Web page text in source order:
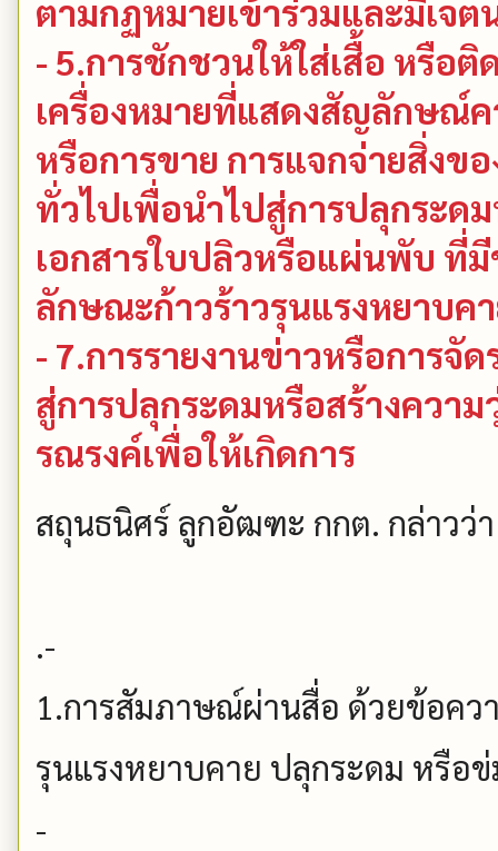
ตามกฏหมายเข้าร่วมและมีเจ
- 5.การชักชวนให้ใส่เสื้อ หรือ
เครื่องหมายที่แสดงสัญลักษณ์ค
หรือการขาย การแจกจ่ายสิ่งข
ทั่วไปเพื่อนำไปสู่การปลุกระดม
เอกสารใบปลิวหรือแผ่นพับ ที่
ลักษณะก้าวร้าวรุนแรงหยาบค
- 7.การรายงานข่าวหรือการจั
สู่การปลุกระดมหรือสร้างควา
รณรงค์เพื่อให้เกิดการ
สถุนธนิศร์ ลูกอัฒฑะ กกต. กล่าวว่
.-
1.การสัมภาษณ์ผ่านสื่อ ด้วยข้อคว
รุนแรงหยาบคาย ปลุกระดม หรือ
-